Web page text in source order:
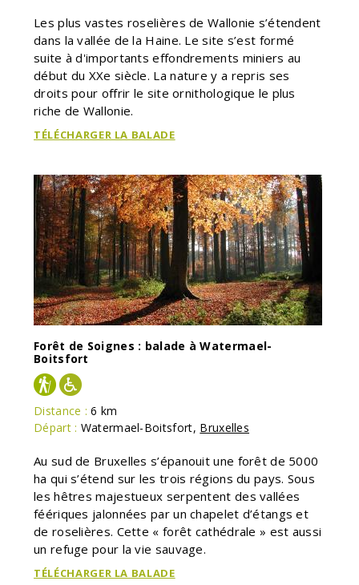
Les plus vastes roselières de Wallonie s’étendent
dans la vallée de la Haine. Le site s’est formé
suite à d'importants effondrements miniers au
début du XXe siècle. La nature y a repris ses
droits pour offrir le site ornithologique le plus
riche de Wallonie.
TÉLÉCHARGER LA BALADE
Forêt de Soignes : balade à Watermael-
Boitsfort
Distance : 6 km
Départ : Watermael-Boitsfort, Bruxelles
Au sud de Bruxelles s’épanouit une forêt de 5000
ha qui s’étend sur les trois régions du pays. Sous
les hêtres majestueux serpentent des vallées
féériques jalonnées par un chapelet d’étangs et
de roselières. Cette « forêt cathédrale » est aussi
un refuge pour la vie sauvage.
TÉLÉCHARGER LA BALADE